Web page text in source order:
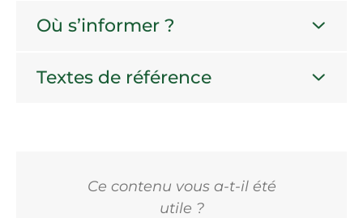
Où s’informer ?
Textes de référence
Ce contenu vous a-t-il été
utile ?